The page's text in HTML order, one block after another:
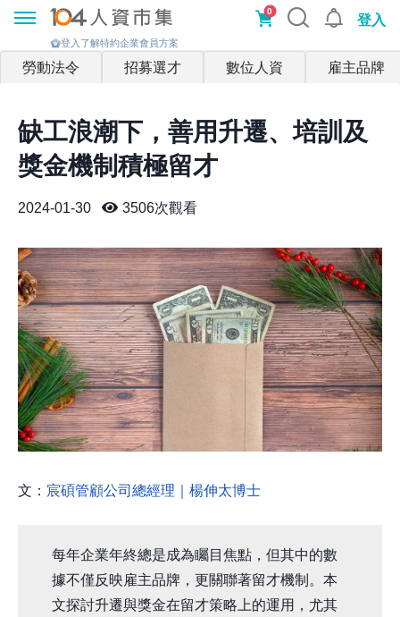
0
登入
登入了解特約企業會員方案
勞動法令 招募選才 數位人資 雇主品牌
缺工浪潮下，善用升遷、培訓及
獎金機制積極留才
2024-01-30 3506次觀看
文： 宸碩管顧公司總經理｜楊伸太博士
每年企業年終總是成為矚目焦點，但其中的數
據不僅反映雇主品牌，更關聯著留才機制。本
文探討升遷與獎金在留才策略上的運用，尤其